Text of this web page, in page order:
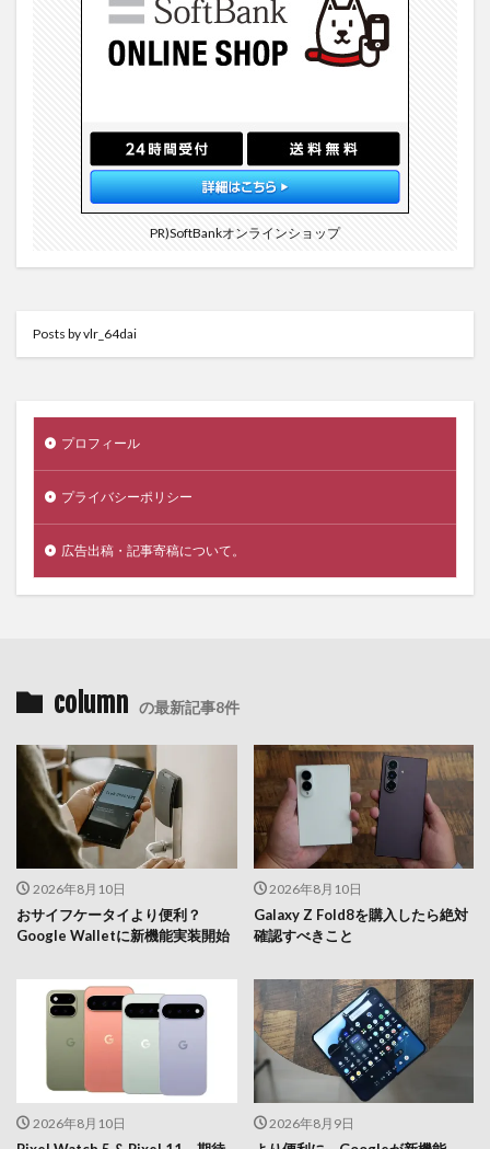
PR)SoftBankオンラインショップ
Posts by vlr_64dai
プロフィール
プライバシーポリシー
広告出稿・記事寄稿について。
column の最新記事8件
2026年8月10日
おサイフケータイより便利？
Google Walletに新機能実装開始
2026年8月10日
Galaxy Z Fold8を購入したら絶対
確認すべきこと
2026年8月10日 2026年8月9日